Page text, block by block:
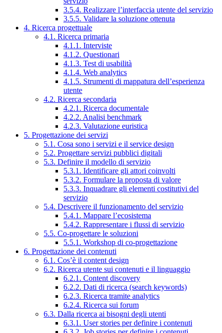
3.5.4. Realizzare l’interfaccia utente del servizio
3.5.5. Validare la soluzione ottenuta
4. Ricerca progettuale
4.1. Ricerca primaria
4.1.1. Interviste
4.1.2. Questionari
4.1.3. Test di usabilità
4.1.4. Web analytics
4.1.5. Strumenti di mappatura dell’esperienza
utente
4.2. Ricerca secondaria
4.2.1. Ricerca documentale
4.2.2. Analisi benchmark
4.2.3. Valutazione euristica
5. Progettazione dei servizi
5.1. Cosa sono i servizi e il service design
5.2. Progettare servizi pubblici digitali
5.3. Definire il modello di servizio
5.3.1. Identificare gli attori coinvolti
5.3.2. Formulare la proposta di valore
5.3.3. Inquadrare gli elementi costitutivi del
servizio
5.4. Descrivere il funzionamento del servizio
5.4.1. Mappare l’ecosistema
5.4.2. Rappresentare i flussi di servizio
5.5. Co-progettare le soluzioni
5.5.1. Workshop di co-progettazione
6. Progettazione dei contenuti
6.1. Cos’è il content design
6.2. Ricerca utente sui contenuti e il linguaggio
6.2.1. Content discovery
6.2.2. Dati di ricerca (search keywords)
6.2.3. Ricerca tramite analytics
6.2.4. Ricerca sui forum
6.3. Dalla ricerca ai bisogni degli utenti
6.3.1. User stories per definire i contenuti